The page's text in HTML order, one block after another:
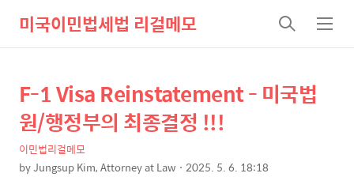
미국이민법세법 리걸메모
검
색
메
뉴
상
세
컨
텐
본
문
제
목
F-1 Visa Reinstatement - 미국법
원/행정부의 최종결정 !!!
이민법리걸메모
byJungsup Kim, Attorney at Law 2025. 5. 6. 18:18